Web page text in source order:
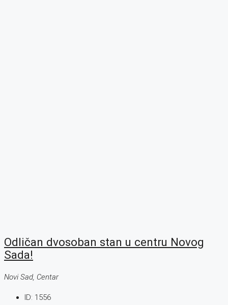
Odličan dvosoban stan u centru Novog
Sada!
Novi Sad, Centar
ID: 1556